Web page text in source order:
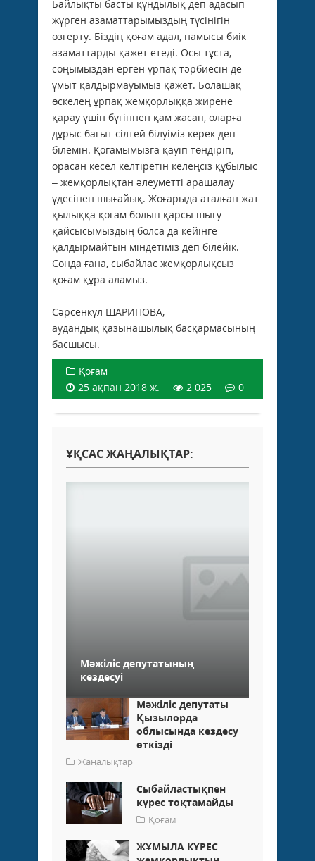
Байлықты бас­ты құндылық деп адасып
жүрген азаматтарымыздың түсінігін
өзгерту. Біздің қоғам адал, намысы биік
азаматтарды қажет етеді. Осы тұста,
соңымыздан ерген ұрпақ тәрбиесін де
ұмыт қалдырмауымыз қажет. Болашақ
өскелең ұрпақ жемқорлыққа жирене
қарау үшін бүгіннен қам жасап, оларға
дұрыс бағыт сілтей білуіміз керек деп
білемін. Қоғамымызға қауіп төндіріп,
орасан кесел келтіретін келеңсіз құбылыс
– жемқорлықтан әлеуметті арашалау
үдесінен шығайық. Жоғарыда аталған жат
қылыққа қоғам болып қарсы шығу
қайсысымыздың болса да кейінге
қалдырмайтын міндетіміз деп білейік.
Сонда ғана, сыбайлас жемқорлықсыз
қоғам құра аламыз.
Сәрсенкүл ШАРИПОВА,
аудандық қазынашылық басқармасының
басшысы.
Қоғам
25 ақпан 2018 ж.
2 025 0
ҰҚСАС ЖАҢАЛЫҚТАР:
Мәжіліс депутатының
кездесуі
Мәжіліс депутаты
Қызылорда
облысында кездесу
өткізді
Жаңалықтар
Сыбайластықпен
күрес тоқтамайды
Қоғам
ЖҰМЫЛА КҮРЕС